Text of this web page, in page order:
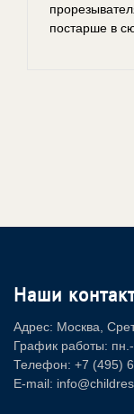
постарше в
Наши
Адрес: Москва,
График работы:
Телефон: +7 (495)
E-mail: